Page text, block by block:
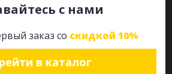
с нами
заказ со скидкой 10%
в каталог